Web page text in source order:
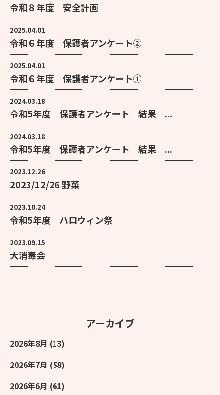
令和８年度 安全計画
2025.04.01
令和６年度 保護者アンケート②
2025.04.01
令和６年度 保護者アンケート①
2024.03.18
令和5年度 保護者アンケート 結果 ...
2024.03.18
令和5年度 保護者アンケート 結果 ...
2023.12.26
2023/12/26 野菜
2023.10.24
令和5年度 ハロウィン祭
2023.09.15
大消毒会
アーカイブ
2026年8月 (13)
2026年7月 (58)
2026年6月 (61)